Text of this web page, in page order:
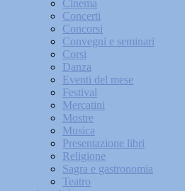
Cinema
Concerti
Concorsi
Convegni e seminari
Corsi
Danza
Eventi del mese
Festival
Mercatini
Mostre
Musica
Presentazione libri
Religione
Sagra e gastronomia
Teatro